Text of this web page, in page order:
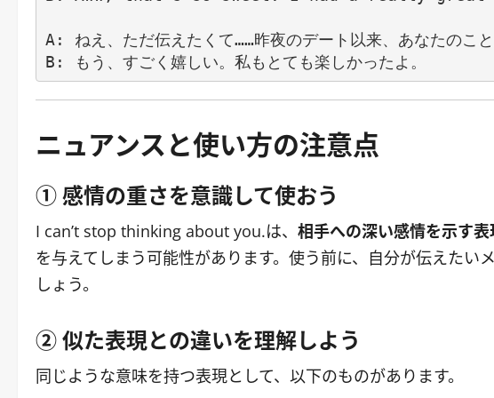
A: ねえ、ただ伝えたくて……昨夜のデート以来、あなたのこと
ニュアンスと使い方の注意点
① 感情の重さを意識して使おう
I can’t stop thinking about you.は、 相手への深い感情を示す表
を与えてしまう可能性があります。使う前に、自分が伝えたい
しょう。
② 似た表現との違いを理解しよう
同じような意味を持つ表現として、以下のものがあります。